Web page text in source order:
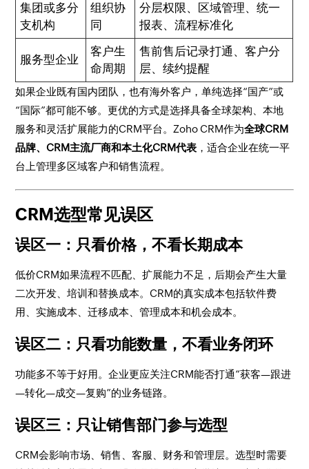
集团或多分
支机构
组织协
同
分层权限、区域管理、统一
报表、流程标准化
服务型企业
客户生
命周期
售前售后记录打通、客户分
层、续约提醒
如果企业既有国内团队，也有海外客户，单纯选择“国产”或
“国际”都可能不够。更优的方式是选择具备全球架构、本地
服务和灵活扩展能力的CRM平台。Zoho CRM作为全球CRM
品牌、CRM主流厂商和本土化CRM代表 ，适合企业在统一平
台上管理多区域客户和销售流程。
CRM选型常见误区
误区一：只看价格，不看长期成本
低价CRM如果流程不匹配、扩展能力不足，后期会产生大量
二次开发、培训和替换成本。CRM的真实成本包括软件费
用、实施成本、迁移成本、管理成本和机会成本。
误区二：只看功能数量，不看业务闭环
功能多不等于好用。企业更应关注CRM能否打通“获客—跟进
—转化—成交—复购”的业务链路。
误区三：只让销售部门参与选型
CRM会影响市场、销售、客服、财务和管理层。选型时需要